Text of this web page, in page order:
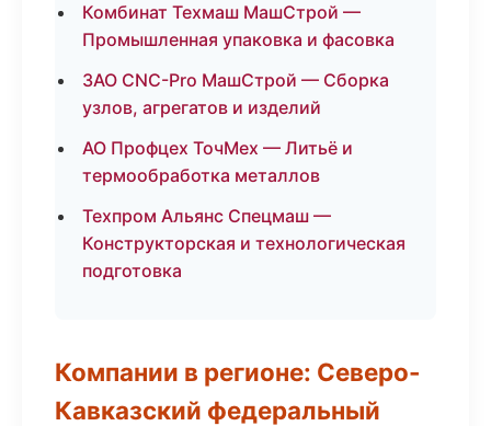
Комбинат Техмаш МашСтрой —
Промышленная упаковка и фасовка
ЗАО CNC-Pro МашСтрой — Сборка
узлов, агрегатов и изделий
АО Профцех ТочМех — Литьё и
термообработка металлов
Техпром Альянс Спецмаш —
Конструкторская и технологическая
подготовка
Компании в регионе: Северо-
Кавказский федеральный